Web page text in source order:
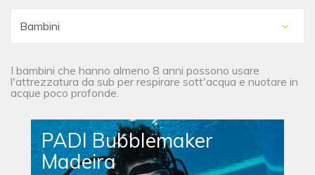
I bambini che hanno almeno 8 anni possono usare
l'attrezzatura da sub per respirare sott'acqua e nuotare in
acque poco profonde.
PADI Bubblemaker
Madeira